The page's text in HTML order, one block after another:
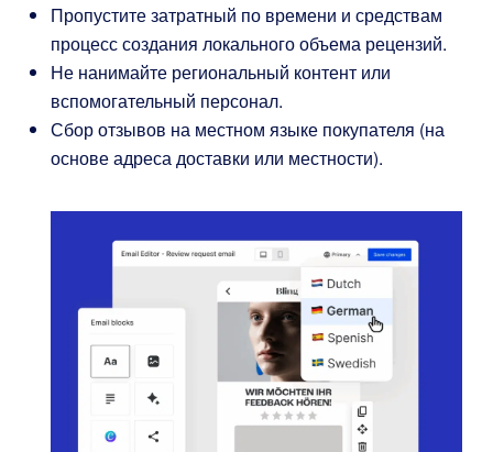
Пропустите затратный по времени и средствам
процесс создания локального объема рецензий.
Не нанимайте региональный контент или
вспомогательный персонал.
Сбор отзывов на местном языке покупателя (на
основе адреса доставки или местности).